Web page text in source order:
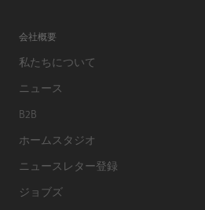
会社概要
私たちについて
ニュース
B2B
ホームスタジオ
ニュースレター登録
ジョブズ